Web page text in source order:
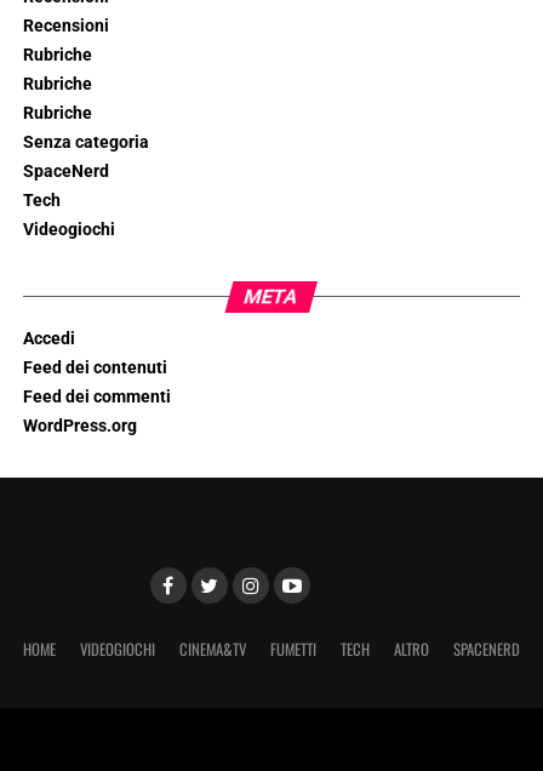
Recensioni
Rubriche
Rubriche
Rubriche
Senza categoria
SpaceNerd
Tech
Videogiochi
META
Accedi
Feed dei contenuti
Feed dei commenti
WordPress.org
HOME VIDEOGIOCHI CINEMA&TV FUMETTI TECH ALTRO SPACENERD